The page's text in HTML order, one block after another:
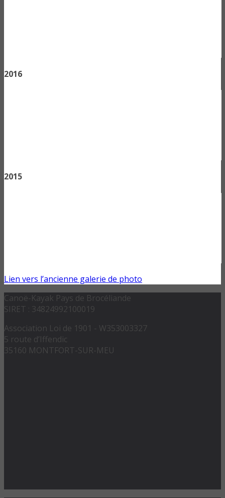
2016
2015
Lien vers l’ancienne galerie de photo
Canoë-Kayak Pays de Brocéliande
SIRET : 34824992100019
Association Loi de 1901 - W353003327
5 route d’Iffendic
35160 MONTFORT-SUR-MEU